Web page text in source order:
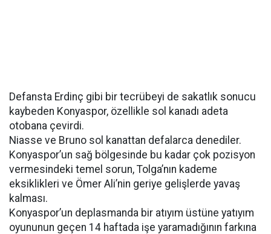
Defansta Erdinç gibi bir tecrübeyi de sakatlık sonucu
kaybeden Konyaspor, özellikle sol kanadı adeta
otobana çevirdi.
Niasse ve Bruno sol kanattan defalarca denediler.
Konyaspor’un sağ bölgesinde bu kadar çok pozisyon
vermesindeki temel sorun, Tolga’nın kademe
eksiklikleri ve Ömer Ali’nin geriye gelişlerde yavaş
kalması.
Konyaspor’un deplasmanda bir atıyım üstüne yatıyım
oyununun geçen 14 haftada işe yaramadığının farkına